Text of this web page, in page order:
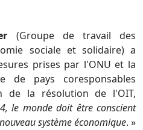
(Groupe de travail des
sociale et solidaire) a
prises par l'ONU et la
de pays coresponsables
de la résolution de l'OIT,
le monde doit être conscient
système économique. »